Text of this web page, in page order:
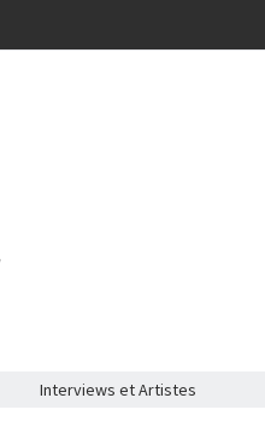
Interviews et Artistes